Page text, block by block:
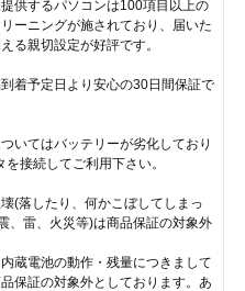
供するパソコンは100項目以上の
ーニングが施されており、届いた
る親切設定が好評です。
着予定日より安心の30日間保証で
いてはバッテリーが劣化しており
接続してご利用下さい。
(落したり、何かこぼしてしまっ
、雷、火災等)は商品保証の対象外
蔵電池の動作・残量につきまして
保証の対象外としております。あ